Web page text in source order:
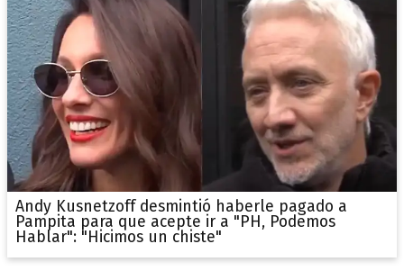
Andy Kusnetzoff desmintió haberle pagado a
Pampita para que acepte ir a "PH, Podemos
Hablar": "Hicimos un chiste"